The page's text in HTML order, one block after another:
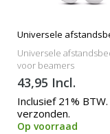
Universele
Universele
voor beamers
43,95 Incl.
Inclusief 21%
verzonden.
Op voorraad